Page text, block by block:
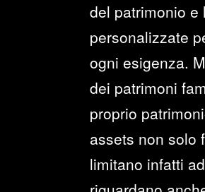
del patrimonio e
personalizzate
ogni esigenza.
dei patrimoni
proprio
assets non solo
limitano infatti